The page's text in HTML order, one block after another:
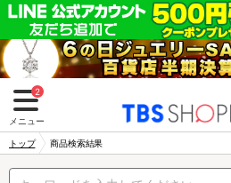
2
メニュー
トップ 商品検索結果